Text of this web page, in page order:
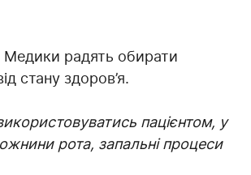
Медики радять обирати
стану здоров’я.
пацієнтом, у
рота, запальні процеси